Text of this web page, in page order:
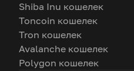
Shiba Inu кошелек
Toncoin кошелек
Tron кошелек
Avalanche кошелек
Polygon кошелек